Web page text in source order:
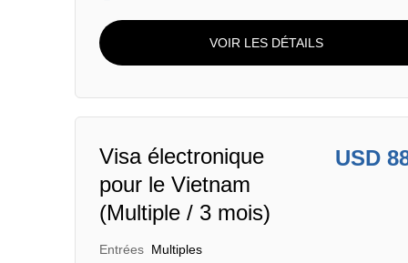
VOIR LES DÉTAILS
Visa électronique
pour le Vietnam
(Multiple / 3 mois)
USD
Entrées Multiples